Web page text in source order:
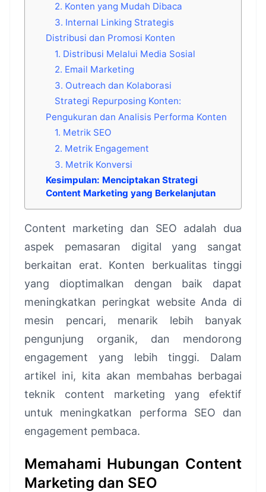
2. Konten yang Mudah Dibaca
3. Internal Linking Strategis
Distribusi dan Promosi Konten
1. Distribusi Melalui Media Sosial
2. Email Marketing
3. Outreach dan Kolaborasi
Strategi Repurposing Konten:
Pengukuran dan Analisis Performa Konten
1. Metrik SEO
2. Metrik Engagement
3. Metrik Konversi
Kesimpulan: Menciptakan Strategi
Content Marketing yang Berkelanjutan
Content marketing dan SEO adalah dua
aspek pemasaran digital yang sangat
berkaitan erat. Konten berkualitas tinggi
yang dioptimalkan dengan baik dapat
meningkatkan peringkat website Anda di
mesin pencari, menarik lebih banyak
pengunjung organik, dan mendorong
engagement yang lebih tinggi. Dalam
artikel ini, kita akan membahas berbagai
teknik content marketing yang efektif
untuk meningkatkan performa SEO dan
engagement pembaca.
Memahami Hubungan Content
Marketing dan SEO